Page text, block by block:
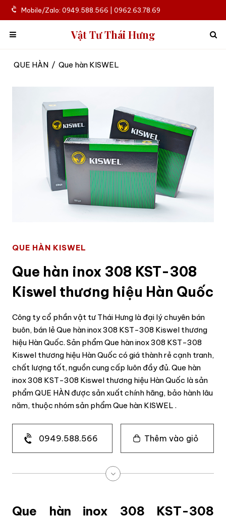
Mobile/Zalo: 0949.588.566 | 0962.63.78.69
Vật Tư Thái Hưng
QUE HÀN / Que hàn KISWEL
QUE HÀN KISWEL
Que hàn inox 308 KST-308
Kiswel thương hiệu Hàn Quốc
Công ty cổ phần vật tư Thái Hưng là đại lý chuyên bán
buôn, bán lẻ Que hàn inox 308 KST-308 Kiswel thương
hiệu Hàn Quốc. Sản phẩm Que hàn inox 308 KST-308
Kiswel thương hiệu Hàn Quốc có giá thành rẻ cạnh tranh,
chất lượng tốt, nguồn cung cấp luôn đầy đủ. Que hàn
inox 308 KST-308 Kiswel thương hiệu Hàn Quốc là sản
phẩm QUE HÀN được sản xuất chính hãng, bảo hành lâu
năm, thuộc nhóm sản phẩm Que hàn KISWEL .
0949.588.566 Thêm vào giỏ
Que hàn inox 308 KST-308